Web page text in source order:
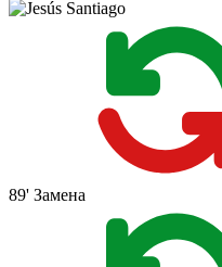
89' Замена